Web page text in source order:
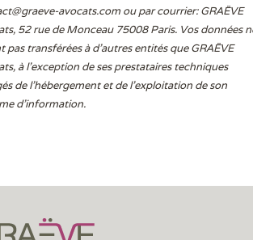
avocats.com ou par courrier: GRAËVE
52 rue de Monceau 75008 Paris. Vos données
pas transférées à d’autres entités que GRAËVE
à l’exception de ses prestataires techniques
de l’hébergement et de l’exploitation de son
d’information.